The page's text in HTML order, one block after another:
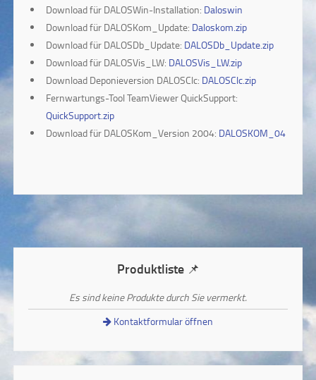
Download für DALOSWin-Installation: Daloswin
Download für DALOSKom_Update: Daloskom.zip
Download für DALOSDb_Update: DALOSDb_Update.zip
Download für DALOSVis_LW: DALOSVis_LW.zip
Download Deponieversion DALOSClc: DALOSClc.zip
Fernwartungs-Tool TeamViewer QuickSupport:
QuickSupport.zip
Download für DALOSKom_Version 2004: DALOSKOM_04
Produktliste 📌
Es sind keine Produkte durch Sie vermerkt.
Kontaktformular öffnen